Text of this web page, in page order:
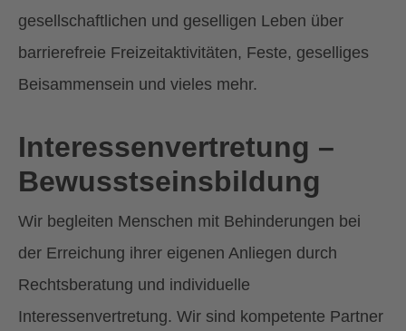
gesellschaftlichen und geselligen Leben über
barrierefreie Freizeitaktivitäten, Feste, geselliges
Beisammensein und vieles mehr.
Interessenvertretung –
Bewusstseinsbildung
Wir begleiten Menschen mit Behinderungen bei
der Erreichung ihrer eigenen Anliegen durch
Rechtsberatung und individuelle
Interessenvertretung. Wir sind kompetente Partner